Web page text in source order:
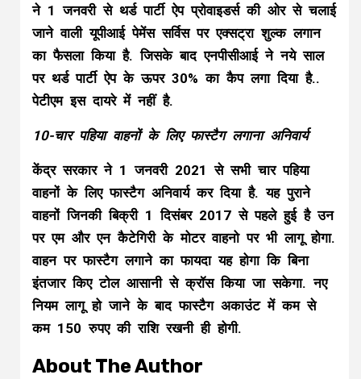
ने 1 जनवरी से थर्ड पार्टी ऐप प्रोवाइडर्स की ओर से चलाई
जाने वाली यूपीआई पेमेंस सर्विस पर एक्सट्रा शुल्क लगान
का फैसला किया है. जिसके बाद एनपीसीआई ने नये साल
पर थर्ड पार्टी ऐप के ऊपर 30% का कैप लगा दिया है..
पेटीएम इस दायरे में नहीं है.
10-चार पहिया वाहनों के लिए फास्टैग लगाना अनिवार्य
केंद्र सरकार ने 1 जनवरी 2021 से सभी चार पहिया
वाहनों के लिए फास्टैग अनिवार्य कर दिया है. यह पुराने
वाहनों जिनकी बिक्री 1 दिसंबर 2017 से पहले हुई है उन
पर एम और एन कैटेगिरी के मोटर वाहनो पर भी लागू होगा.
वाहन पर फास्टैग लगाने का फायदा यह होगा कि बिना
इंतजार किए टोल आसानी से क्रॉस किया जा सकेगा. नए
नियम लागू हो जाने के बाद फास्टैग अकाउंट में कम से
कम 150 रुपए की राशि रखनी ही होगी.
About The Author